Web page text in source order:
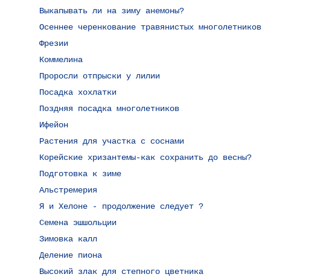
Выкапывать ли на зиму анемоны?
Осеннее черенкование травянистых многолетников
Фрезии
Коммелина
Проросли отпрыски у лилии
Посадка хохлатки
Поздняя посадка многолетников
Ифейон
Растения для участка с соснами
Корейские хризантемы-как сохранить до весны?
Подготовка к зиме
Альстремерия
Я и Хелоне - продолжение следует ?
Семена эшшольции
Зимовка калл
Деление пиона
Высокий злак для степного цветника